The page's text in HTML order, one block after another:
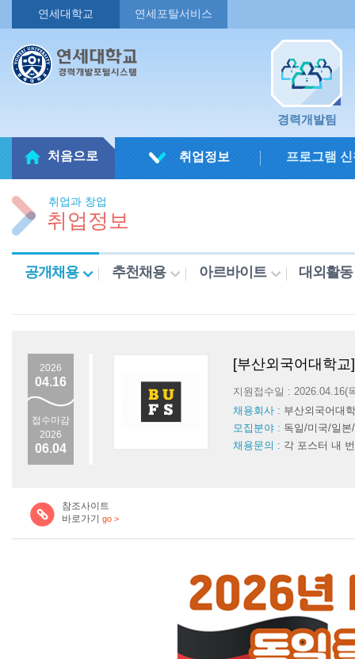
연세대학교 연세포탈서비스
경력개발팀
처음으로 취업정보 프로그램
취업과 창업
취업정보
공개채용 추천채용 아르바이트 대외활동
2026
04.16
접수마감
2026
06.04
[부산외국어대학
지원접수일 :
채용회사 : 부산외국어대
모집분야 : 독일/미국/일
채용문의 : 각 포스터 내
참조사이트
바로가기
go >